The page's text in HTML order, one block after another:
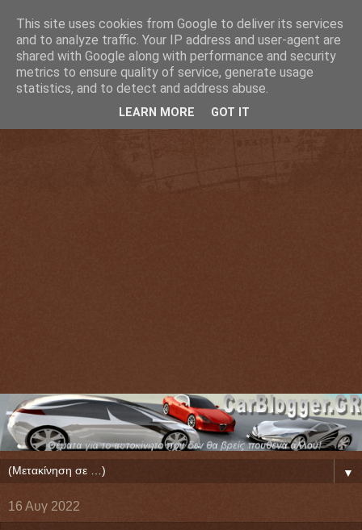
▼
16 Αυγ 2022
This site uses cookies from Google to deliver its services
and to analyze traffic. Your IP address and user-agent are
shared with Google along with performance and security
metrics to ensure quality of service, generate usage
statistics, and to detect and address abuse.
LEARN MORE GOT IT